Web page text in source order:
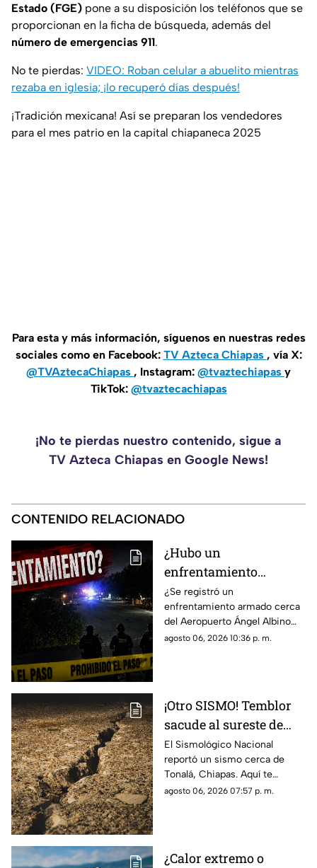
Estado (FGE) pone a su disposición los teléfonos que se
proporcionan en la ficha de búsqueda, además del
número de emergencias 911.
No te pierdas: VIDEO: Roban celular a abuelito mientras
rezaba en iglesia; ¡lo recuperó días después!
¡Tradición mexicana! Así se preparan los vendedores
para el mes patrio en la capital chiapaneca 2025
Para esta y más información, síguenos en nuestras redes
sociales como en Facebook: TV Azteca Chiapas , vía X:
@TVAztecaChiapas , Instagram: @tvaztechiapas y
TikTok: @tvaztecachiapas
¡No te pierdas nuestro contenido, sigue a
TV Azteca Chiapas en Google News!
CONTENIDO RELACIONADO
¿Hubo un
enfrentamiento
armado en el
aeropuerto Ángel
Albino Corzo? Esto
dijeron las autoridades
¿Se registró un
enfrentamiento armado cerca
del Aeropuerto Ángel Albino
Corzo? Autoridades
agosto 06, 2026 10:36 p. m.
¡Otro SISMO! Temblor
sacude al sureste de
México HOY: epicentro
y magnitud
El Sismológico Nacional
reportó un sismo cerca de
Tonalá, Chiapas. Aquí te
contamos todos los detalles
agosto 06, 2026 07:57 p. m.
¿Calor extremo o